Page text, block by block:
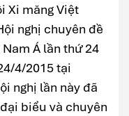
Xi măng Việt
nghị chuyên đề
Á lần thứ 24
4/2015 tại
nghị lần này đã
biểu và chuyên